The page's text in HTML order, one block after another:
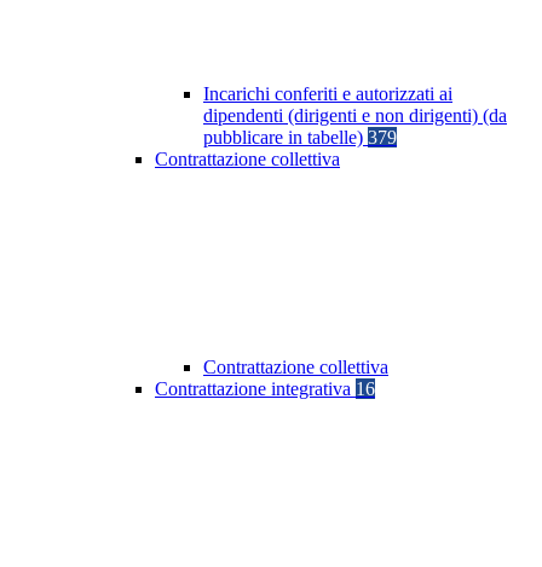
Incarichi conferiti e autorizzati ai
dipendenti (dirigenti e non dirigenti) (da
pubblicare in tabelle) 379
Contrattazione collettiva
Contrattazione collettiva
Contrattazione integrativa 16